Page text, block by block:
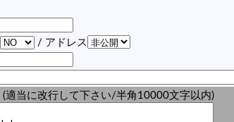
/ アドレス
(適当に改行して下さい/半角10000文字以内)